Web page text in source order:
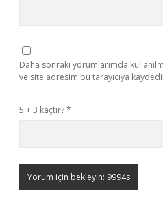
Daha sonraki yorumlarımda
ve site adresim bu tarayıcıya
5 + 3 kaçtır?*